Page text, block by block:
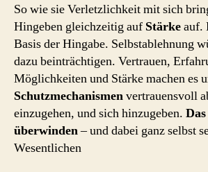
So wie sie Verletzlichkeit mit sich
Hingeben gleichzeitig auf Stärkeauf.
Basis der Hingabe. Selbstablehnung
dazu beinträchtigen. Vertrauen,
Möglichkeiten und Stärke machen es
Schutzmechanismenvertrauensvoll
einzugehen, und sich hinzugeben. Das
überwinden– und dabei ganz selbst
Wesentlichen